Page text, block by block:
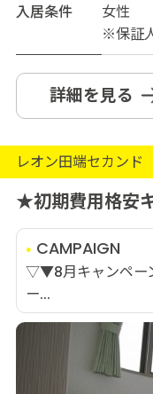
入居条件
女性
※保証
詳細を見る
レオン田端セカンド
★初期費用格安
CAMPAIGN
▽▼8月キャンペー
ー...